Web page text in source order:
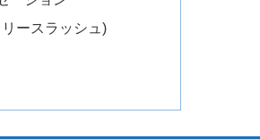
ースラッシュ)